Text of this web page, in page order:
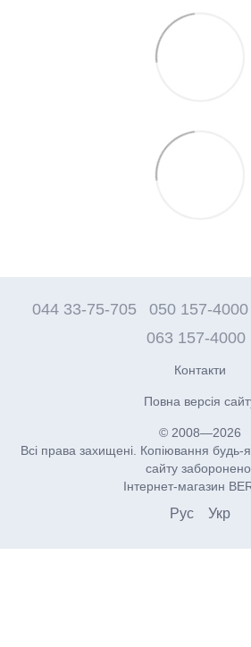
044 33-75-705 050 157-4000
063 157-4000
Контакти
Повна версія
© 2008—2026
Всі права захищені. Копіювання будь-
сайту
Інтернет-магазин
Рус Укр